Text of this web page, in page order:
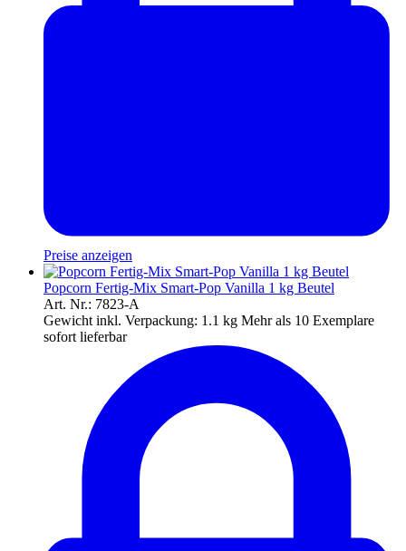
Preise anzeigen
Popcorn Fertig-Mix Smart-Pop Vanilla 1 kg Beutel
Art. Nr.: 7823-A
Gewicht inkl. Verpackung: 1.1 kg Mehr als 10 Exemplare
sofort lieferbar